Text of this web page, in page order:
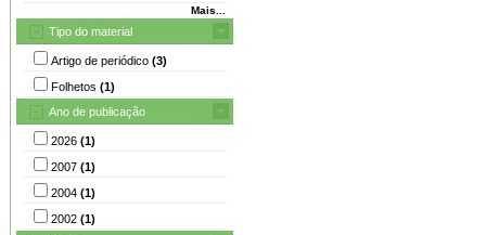
Mais...
Tipo do material
Artigo de periódico (3)
Folhetos (1)
Ano de publicação
2026 (1)
2007 (1)
2004 (1)
2002 (1)